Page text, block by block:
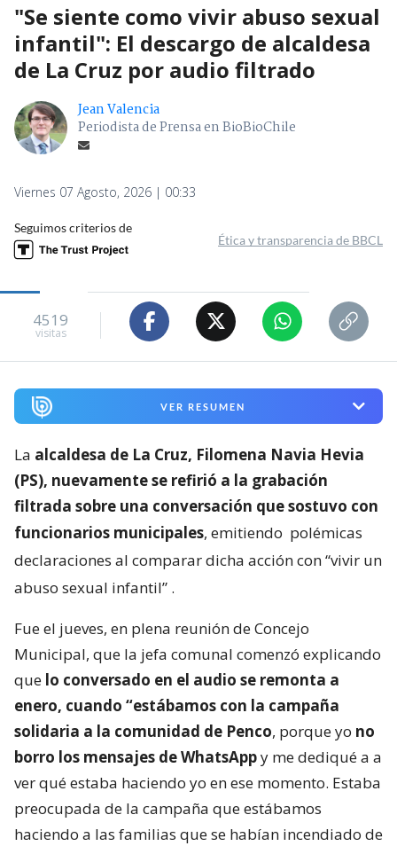
"Se siente como vivir abuso sexual
infantil": El descargo de alcaldesa
de La Cruz por audio filtrado
Jean Valencia
Periodista de Prensa en BioBioChile
Viernes 07 Agosto, 2026 | 00:33
Seguimos criterios de
Ética y transparencia de BBCL
4519
visitas
VER RESUMEN
La alcaldesa de La Cruz, Filomena Navia Hevia
(PS), nuevamente se refirió a la grabación
filtrada sobre una conversación que sostuvo con
funcionarios municipales, emitiendo polémicas
declaraciones al comparar dicha acción con “vivir un
abuso sexual infantil” .
Fue el jueves, en plena reunión de Concejo
Municipal, que la jefa comunal comenzó explicando
que lo conversado en el audio se remonta a
enero, cuando “estábamos con la campaña
solidaria a la comunidad de Penco, porque yo no
borro los mensajes de WhatsAppy me dediqué a a
ver qué estaba haciendo yo en ese momento. Estaba
preocupada de la campaña que estábamos
haciendo a las familias que se habían incendiado de